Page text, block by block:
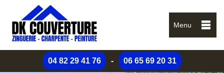
Menu
04 82 29 41 76 - 06 65 69 20 31